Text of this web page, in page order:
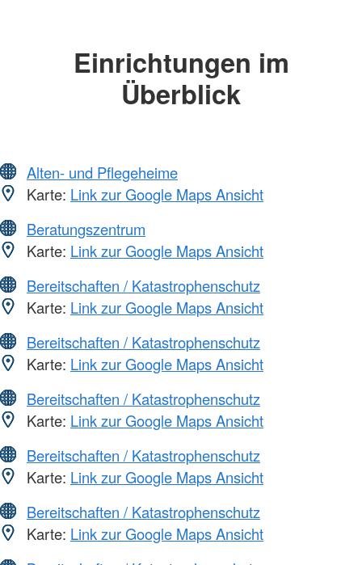
Einrichtungen im
Überblick
Alten- und Pflegeheime
Karte: Link zur Google Maps Ansicht
Beratungszentrum
Karte: Link zur Google Maps Ansicht
Bereitschaften / Katastrophenschutz
Karte: Link zur Google Maps Ansicht
Bereitschaften / Katastrophenschutz
Karte: Link zur Google Maps Ansicht
Bereitschaften / Katastrophenschutz
Karte: Link zur Google Maps Ansicht
Bereitschaften / Katastrophenschutz
Karte: Link zur Google Maps Ansicht
Bereitschaften / Katastrophenschutz
Karte: Link zur Google Maps Ansicht